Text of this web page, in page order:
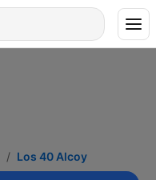
Los 40 Alcoy